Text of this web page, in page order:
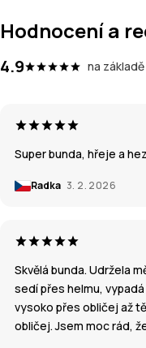
Hodnocení a
4.9 na základě
Super bunda, hřeje a
Radka 3. 2. 2026
Skvělá bunda. Udržela
sedí přes helmu,
vysoko přes obličej až
obličej. Jsem moc rád,